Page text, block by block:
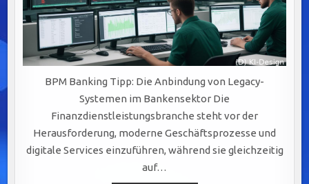
BPM Banking Tipp: Die Anbindung von Legacy-
Systemen im Bankensektor Die
Finanzdienstleistungsbranche steht vor der
Herausforderung, moderne Geschäftsprozesse und
digitale Services einzuführen, während sie gleichzeitig
auf…